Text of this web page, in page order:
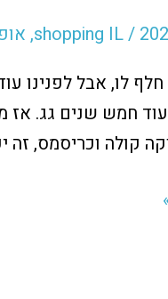
/
shopping IL
,
קולה וכריסמס,